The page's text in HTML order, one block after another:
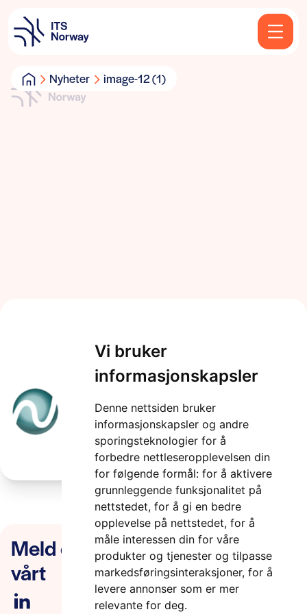
Vi bruker
informasjonskapsler
Denne nettsiden bruker
informasjonskapsler og andre
sporingsteknologier for å
forbedre nettleseropplevelsen din
for følgende formål: for å aktivere
grunnleggende funksjonalitet på
nettstedet, for å gi en bedre
opplevelse på nettstedet, for å
måle interessen din for våre
produkter og tjenester og tilpasse
markedsføringsinteraksjoner, for å
levere annonser som er mer
relevante for deg.
Nyheter image-12 (1)
image-12 (1)
2 minutter
Meld deg på nyhetsbrevet
vårt